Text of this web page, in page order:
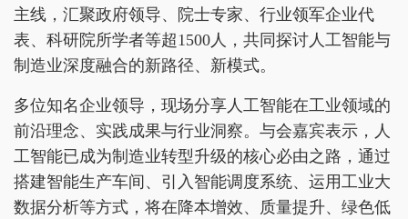
主线，汇聚政府领导、院士专家、行业领军企业代
表、科研院所学者等超1500人，共同探讨人工智能与
制造业深度融合的新路径、新模式。
多位知名企业领导，现场分享人工智能在工业领域的
前沿理念、实践成果与行业洞察。与会嘉宾表示，人
工智能已成为制造业转型升级的核心必由之路，通过
搭建智能生产车间、引入智能调度系统、运用工业大
数据分析等方式，将在降本增效、质量提升、绿色低